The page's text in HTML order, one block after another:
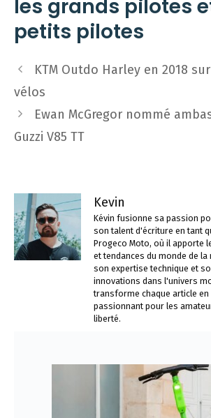
les grands pilotes
petits pilotes
Navigation
des
KTM Outdo Harley en 2018
vélos
Ewan McGregor nommé
Guzzi V85 TT
Kevin
Kévin fusionne sa passion
son talent d'écriture en tant
Progeco Moto, où il apporte
et tendances du monde de
son expertise technique et
innovations dans l'univers
transforme chaque article en
passionnant pour les
liberté.